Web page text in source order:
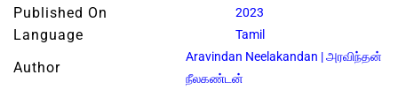
Published On 2023
Language Tamil
Author
Aravindan Neelakandan | அரவிந்தன்
நீலகண்டன்